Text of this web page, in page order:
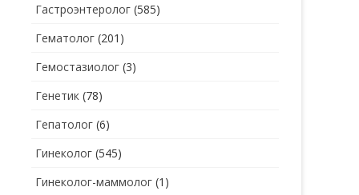
Гастроэнтеролог (585)
Гематолог (201)
Гемостазиолог (3)
Генетик (78)
Гепатолог (6)
Гинеколог (545)
Гинеколог-маммолог (1)